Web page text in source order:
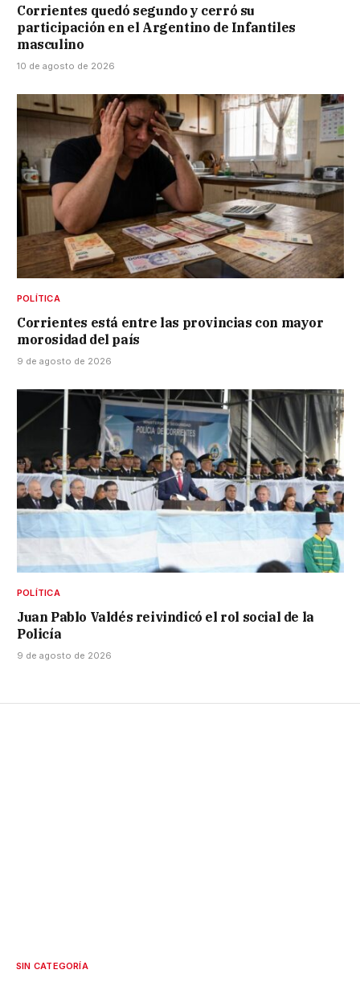
Corrientes quedó segundo y cerró su
participación en el Argentino de Infantiles
masculino
10 de agosto de 2026
POLÍTICA
Corrientes está entre las provincias con mayor
morosidad del país
9 de agosto de 2026
POLÍTICA
Juan Pablo Valdés reivindicó el rol social de la
Policía
9 de agosto de 2026
SIN CATEGORÍA